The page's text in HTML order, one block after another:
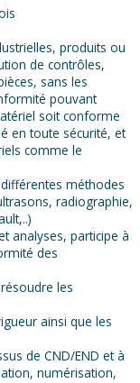
produits ou
de contrôles,
sans les
pouvant
soit conforme
en toute sécurité, et
comme le
méthodes
radiographie,
analyses, participe à
des
les
ainsi que les
de CND/END et à
numérisation,